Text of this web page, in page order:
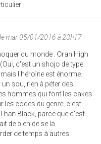
le mar 05/01/2016 à 23h17
du monde : Oran High
c'est un shojo de type
l'héroïne est énorme.
sou, rien à péter des
hommes qui font les cakes
les codes du genre, c'est
Black, parce que c'est
de bien de se la
de temps à autres.